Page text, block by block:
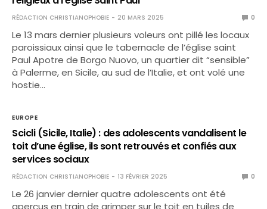
RÉDACTION CHRISTIANOPHOBIE 20 MARS 2025 0
Le 13 mars dernier plusieurs voleurs ont pillé les locaux
paroissiaux ainsi que le tabernacle de l’église saint
Paul Apotre de Borgo Nuovo, un quartier dit “sensible”
à Palerme, en Sicile, au sud de l’Italie, et ont volé une
hostie…
EUROPE
Scicli (Sicile, Italie) : des adolescents vandalisent le
toit d’une église, ils sont retrouvés et confiés aux
services sociaux
RÉDACTION CHRISTIANOPHOBIE 13 FÉVRIER 2025 0
Le 26 janvier dernier quatre adolescents ont été
aperçus en train de grimper sur le toit en tuiles de